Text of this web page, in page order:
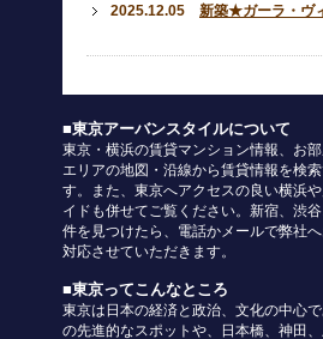
2025.12.05 新築★ガーラ・ヴ
■東京アーバンスタイルについて
東京・横浜の賃貸マンション情報、お
エリアの地図・沿線から賃貸情報を検
す。また、東京へアクセスの良い横浜
イドも併せてご覧ください。新宿、渋
件を見つけたら、電話かメールで弊社
対応させていただきます。
■東京ってこんなところ
東京は日本の経済と政治、文化の中心
の先進的なスポットや、日本橋、神田